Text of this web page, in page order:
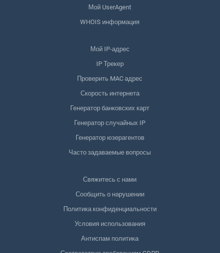
Мой UserAgent
WHOIS информация
Мой IP-адрес
IP Трекер
Проверить MAC адрес
Скорость интернета
Генератор банковских карт
Генератор случайных IP
Генератор юзерагентов
Часто задаваемые вопросы
Свяжитесь с нами
Сообщить о нарушении
Политика конфиденциальности
Условия использования
Антиспам политика